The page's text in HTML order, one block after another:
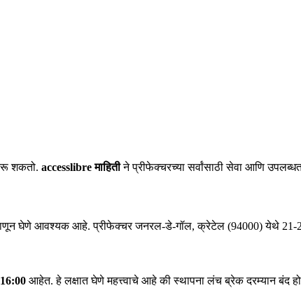
शकतो. accesslibre माहितीने प्रीफेक्चरच्या सर्वांसाठी सेवा आणि
जाणून घेणे आवश्यक आहे. प्रीफेक्चर जनरल-डे-गॉल, क्रेटेल (94000) येथे
आहेत. हे लक्षात घेणे महत्त्वाचे आहे की स्थापना लंच ब्रेक दरम्यान बंद